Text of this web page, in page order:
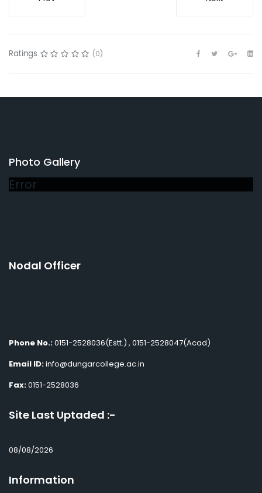
Ratings (0)
Photo Gallery
Error
Nodal Officer
Phone No.:0151-2528036(Estt.) , 0151-2528047(Acad)
Email ID:info@dungarcollege.ac.in
Fax:0151-2528036
Site Last Uptaded :-
08/08/2026
Information